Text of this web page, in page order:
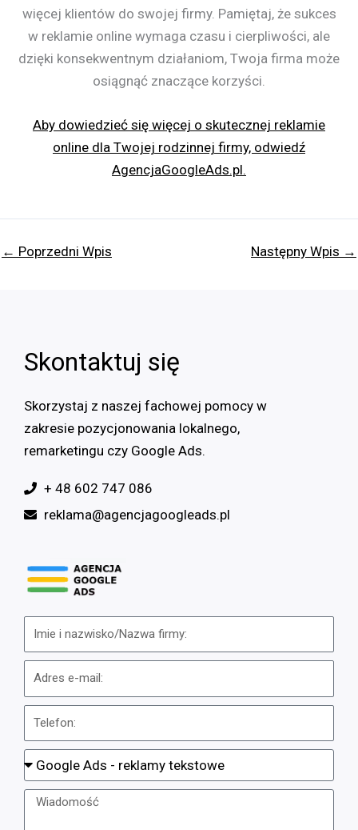
więcej klientów do swojej firmy. Pamiętaj, że sukces
w reklamie online wymaga czasu i cierpliwości, ale
dzięki konsekwentnym działaniom, Twoja firma może
osiągnąć znaczące korzyści.
Aby dowiedzieć się więcej o skutecznej reklamie
online dla Twojej rodzinnej firmy, odwiedź
AgencjaGoogleAds.pl.
← Poprzedni Wpis Następny Wpis →
Skontaktuj się
Skorzystaj z naszej fachowej pomocy w
zakresie pozycjonowania lokalnego,
remarketingu czy Google Ads.
+ 48 602 747 086
reklama@agencjagoogleads.pl